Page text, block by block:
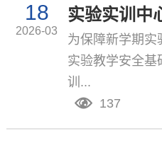
18
2026-03
实验实训中
为保障新学期实
实验教学安全基
训...
137